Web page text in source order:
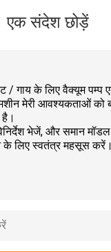
एक संदेश छोड़ें
प्रवाह दूध मीटर
रिमूवर और गायों के
साथ हेरिंगबोन दूध